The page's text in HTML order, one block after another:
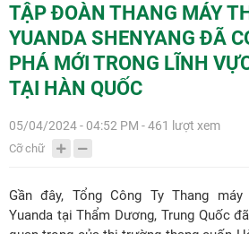
TẬP ĐOÀN THANG MÁY
YUANDA SHENYANG ĐÃ
PHÁ MỚI TRONG LĨNH
TẠI HÀN QUỐC
05/04/2024 - 04:52 PM - 461 lượt xem
Cỡ chữ
Gần đây, Tổng Công Ty Thang máy
Yuanda tại Thẩm Dương, Trung Quốc